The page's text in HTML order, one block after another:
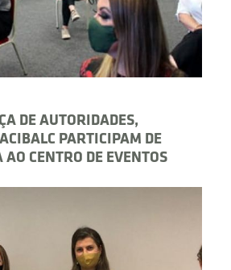
DE AUTORIDADES,
PARTICIPAM DE
CENTRO DE EVENTOS